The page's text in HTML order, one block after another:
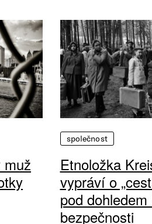
muž
společnost
Etnoložka
vypráví o
pod
bezpečnosti